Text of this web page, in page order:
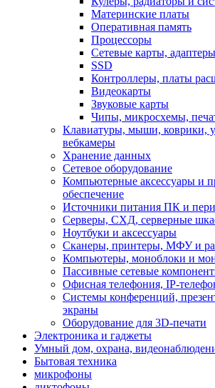
Материнские платы
Оперативная память
Процессоры
Сетевые карты, адаптеры
SSD
Контроллеры, платы
Видеокарты
Звуковые карты
Чипы, микросхемы,
Клавиатуры, мыши, коврики,
вебкамеры
Хранение данных
Сетевое оборудование
Компьютерные аксессуары и
обеспечение
Источники питания ПК и
Серверы, СХД, серверные
Ноутбуки и аксессуары
Сканеры, принтеры, МФУ и
Компьютеры, моноблоки и
Пассивные сетевые
Офисная телефония, IP-
Системы конференций,
экраны
Оборудование для 3D-печати
Электроника и гаджеты
Умный дом, охрана,
Бытовая техника
микрофоны